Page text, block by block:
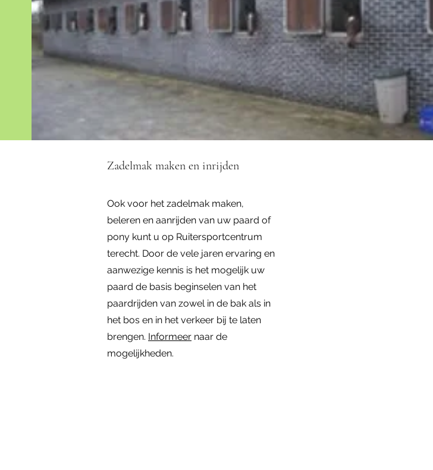
Zadelmak maken en inrijden
Ook voor het zadelmak maken,
beleren en aanrijden van uw paard of
pony kunt u op Ruitersportcentrum
terecht. Door de vele jaren ervaring en
aanwezige kennis is het mogelijk uw
paard de basis beginselen van het
paardrijden van zowel in de bak als in
het bos en in het verkeer bij te laten
brengen. Informeer naar de
mogelijkheden.